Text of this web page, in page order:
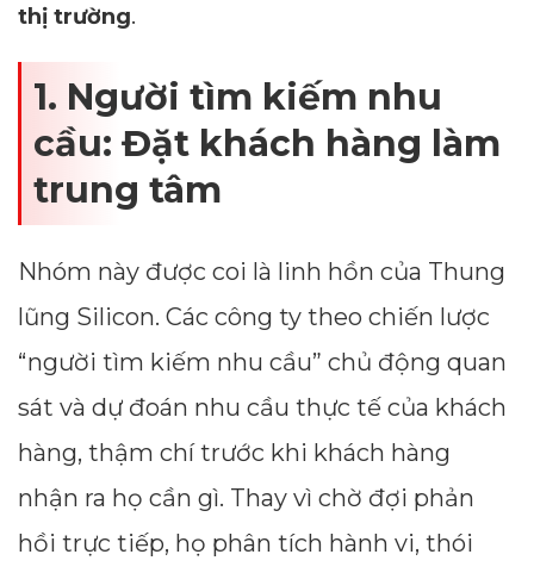
thị trường.
1. Người tìm kiếm nhu
cầu: Đặt khách hàng làm
trung tâm
Nhóm này được coi là linh hồn của Thung
lũng Silicon. Các công ty theo chiến lược
“người tìm kiếm nhu cầu” chủ động quan
sát và dự đoán nhu cầu thực tế của khách
hàng, thậm chí trước khi khách hàng
nhận ra họ cần gì. Thay vì chờ đợi phản
hồi trực tiếp, họ phân tích hành vi, thói